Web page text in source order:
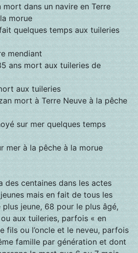
dans un navire en Terre
morue
quelques temps aux tuileries
mendiant
ans mort aux tuileries de
aux tuileries
mort à Terre Neuve à la pêche
sur mer quelques temps
mer à la pêche à la morue
des centaines dans les actes
mais en fait de tous les
plus jeune, 68 pour le plus âgé,
aux tuileries, parfois « en
fils ou l’oncle et le neveu, parfois
famille par génération et dont